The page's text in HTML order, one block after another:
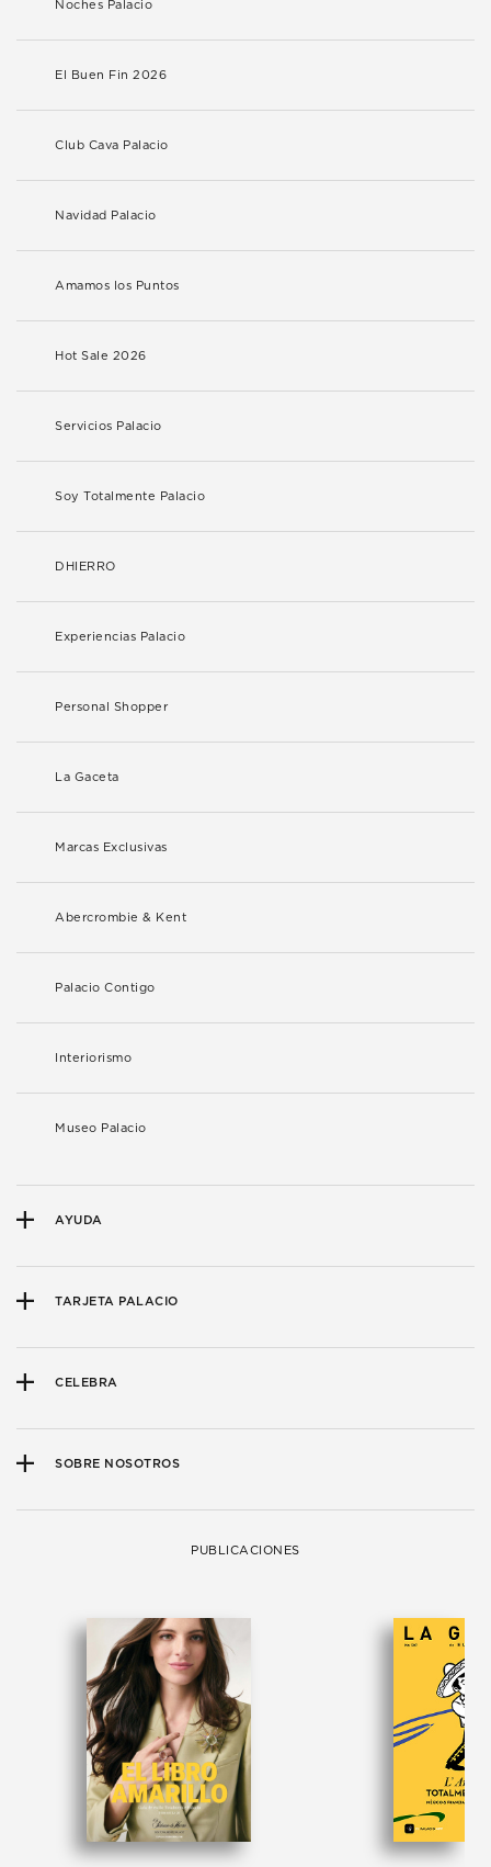
Noches Palacio
El Buen Fin 2026
Club Cava Palacio
Navidad Palacio
Amamos los Puntos
Hot Sale 2026
Servicios Palacio
Soy Totalmente Palacio
DHIERRO
Experiencias Palacio
Personal Shopper
La Gaceta
Marcas Exclusivas
Abercrombie & Kent
Palacio Contigo
Interiorismo
Museo Palacio
AYUDA
TARJETA PALACIO
CELEBRA
SOBRE NOSOTROS
PUBLICACIONES